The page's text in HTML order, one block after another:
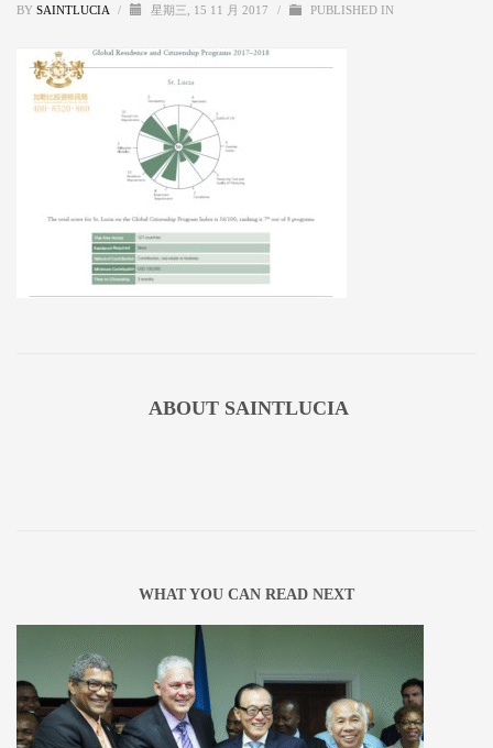
BY SAINTLUCIA / 星期三, 15 11 月 2017 / PUBLISHED IN
ABOUT SAINTLUCIA
WHAT YOU CAN READ NEXT